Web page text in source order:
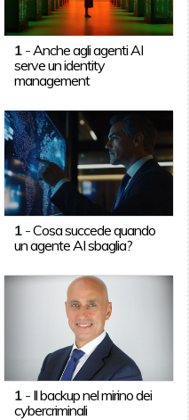
1 - Anche agli agenti AI
serve un identity
management
1 -Cosa succede quando
un agente AI sbaglia?
1 - Il backup nel mirino dei
cybercriminali